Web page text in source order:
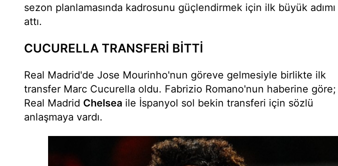
sezon planlamasında kadrosunu güçlendirmek için ilk büyük adımı
attı.
CUCURELLA TRANSFERİ BİTTİ
Real Madrid'de Jose Mourinho'nun göreve gelmesiyle birlikte ilk
transfer Marc Cucurella oldu. Fabrizio Romano'nun haberine göre;
Real Madrid Chelsea ile İspanyol sol bekin transferi için sözlü
anlaşmaya vardı.